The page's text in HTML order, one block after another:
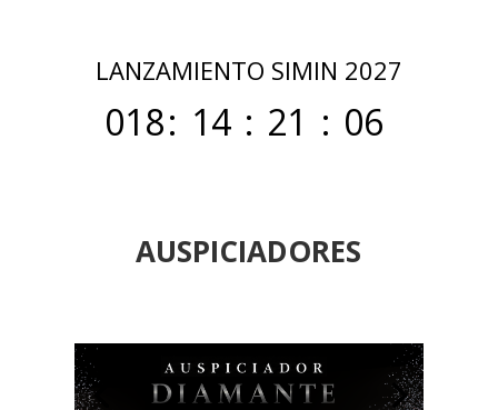
LANZAMIENTO SIMIN 2027
018: 14 : 21 : 06
AUSPICIADORES